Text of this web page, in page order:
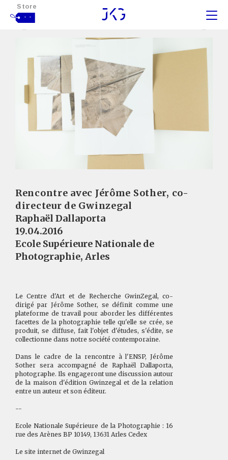
Store
- -
Rencontre avec Jérôme Sother, co-
directeur de Gwinzegal
Raphaël Dallaporta
19.04.2016
Ecole Supérieure Nationale de
Photographie, Arles
Le Centre d'Art et de Recherche GwinZegal, co-
dirigé par Jérôme Sother, se définit comme une
plateforme de travail pour aborder les différentes
facettes de la photographie telle qu'elle se crée, se
produit, se diffuse, fait l'objet d'études, s'édite, se
collectionne dans notre société contemporaine.
Dans le cadre de la rencontre à l'ENSP, Jérôme
Sother sera accompagné de Raphaël Dallaporta,
photographe. Ils engageront une discussion autour
de la maison d'édition Gwinzegal et de la relation
entre un auteur et son éditeur.
--
Ecole Nationale Supérieure de la Photographie : 16
rue des Arènes BP 10149, 13631 Arles Cedex
Le site internet de Gwinzegal